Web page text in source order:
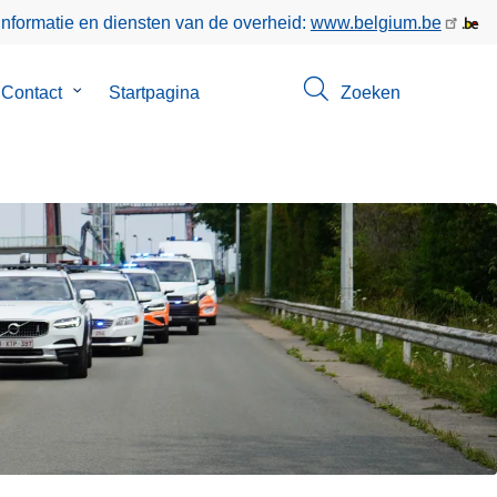
en diensten van de overheid: www.belgium.be
Contact
SubmenuStartpagina Zoeken